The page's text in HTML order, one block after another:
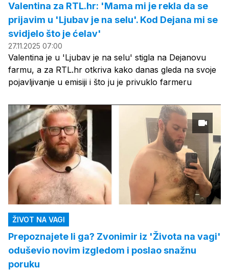
Valentina za RTL.hr: 'Mama mi je rekla da se
prijavim u 'Ljubav je na selu'. Kod Dejana mi se
svidjelo što je ćelav'
27.11.2025 07:00
Valentina je u 'Ljubav je na selu' stigla na Dejanovu
farmu, a za RTL.hr otkriva kako danas gleda na svoje
pojavljivanje u emisiji i što ju je privuklo farmeru
ŽIVOT NA VAGI
Prepoznajete li ga? Zvonimir iz 'Života na vagi'
oduševio novim izgledom i poslao snažnu
poruku